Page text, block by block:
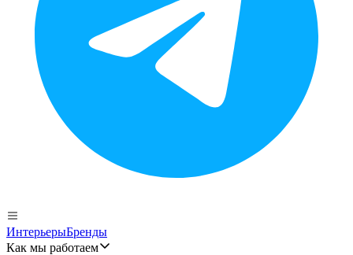
ИнтерьерыБренды
Как мы работаем